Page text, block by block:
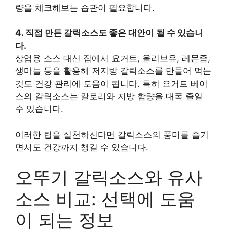
량을 체크해보는 습관이 필요합니다.
4. 직접 만든 갈릭소스도 좋은 대안이 될 수 있습니
다.
상업용 소스 대신 집에서 요거트, 올리브유, 레몬즙,
생마늘 등을 활용해 저지방 갈릭소스를 만들어 먹는
것도 건강 관리에 도움이 됩니다. 특히 요거트 베이
스의 갈릭소스는 칼로리와 지방 함량을 대폭 줄일
수 있습니다.
이러한 팁을 실천하신다면 갈릭소스의 풍미를 즐기
면서도 건강까지 챙길 수 있습니다.
오뚜기 갈릭소스와 유사
소스 비교: 선택에 도움
이 되는 정보